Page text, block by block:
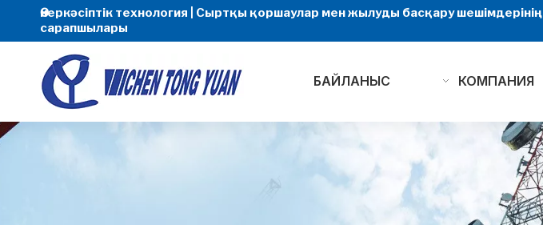
Өнеркәсіптік технология | Сыртқы қоршаулар мен жылуды басқару шешімдерінің
сарапшылары
КОМПАНИЯ
БАЙЛАНЫС